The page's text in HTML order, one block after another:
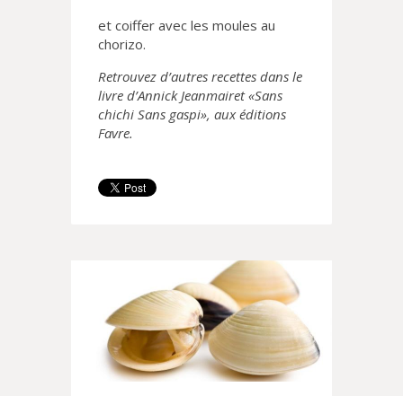
et coiffer avec les moules au
chorizo.
Retrouvez d’autres recettes dans le
livre d’Annick Jeanmairet «Sans
chichi Sans gaspi», aux éditions
Favre.